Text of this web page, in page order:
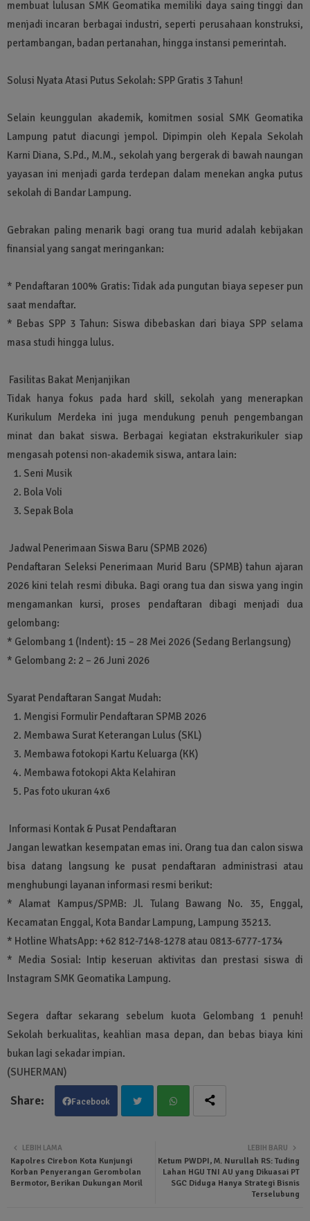
membuat lulusan SMK Geomatika memiliki daya saing tinggi dan
menjadi incaran berbagai industri, seperti perusahaan konstruksi,
pertambangan, badan pertanahan, hingga instansi pemerintah.
Solusi Nyata Atasi Putus Sekolah: SPP Gratis 3 Tahun!
Selain keunggulan akademik, komitmen sosial SMK Geomatika
Lampung patut diacungi jempol. Dipimpin oleh Kepala Sekolah
Karni Diana, S.Pd., M.M., sekolah yang bergerak di bawah naungan
yayasan ini menjadi garda terdepan dalam menekan angka putus
sekolah di Bandar Lampung.
Gebrakan paling menarik bagi orang tua murid adalah kebijakan
finansial yang sangat meringankan:
* Pendaftaran 100% Gratis: Tidak ada pungutan biaya sepeser pun
saat mendaftar.
* Bebas SPP 3 Tahun: Siswa dibebaskan dari biaya SPP selama
masa studi hingga lulus.
Fasilitas Bakat Menjanjikan
Tidak hanya fokus pada hard skill, sekolah yang menerapkan
Kurikulum Merdeka ini juga mendukung penuh pengembangan
minat dan bakat siswa. Berbagai kegiatan ekstrakurikuler siap
mengasah potensi non-akademik siswa, antara lain:
1. Seni Musik
2. Bola Voli
3. Sepak Bola
Jadwal Penerimaan Siswa Baru (SPMB 2026)
Pendaftaran Seleksi Penerimaan Murid Baru (SPMB) tahun ajaran
2026 kini telah resmi dibuka. Bagi orang tua dan siswa yang ingin
mengamankan kursi, proses pendaftaran dibagi menjadi dua
gelombang:
* Gelombang 1 (Indent): 15 – 28 Mei 2026 (Sedang Berlangsung)
* Gelombang 2: 2 – 26 Juni 2026
Syarat Pendaftaran Sangat Mudah:
1. Mengisi Formulir Pendaftaran SPMB 2026
2. Membawa Surat Keterangan Lulus (SKL)
3. Membawa fotokopi Kartu Keluarga (KK)
4. Membawa fotokopi Akta Kelahiran
5. Pas foto ukuran 4x6
Informasi Kontak & Pusat Pendaftaran
Jangan lewatkan kesempatan emas ini. Orang tua dan calon siswa
bisa datang langsung ke pusat pendaftaran administrasi atau
menghubungi layanan informasi resmi berikut:
* Alamat Kampus/SPMB: Jl. Tulang Bawang No. 35, Enggal,
Kecamatan Enggal, Kota Bandar Lampung, Lampung 35213.
* Hotline WhatsApp: +62 812-7148-1278 atau 0813-6777-1734
* Media Sosial: Intip keseruan aktivitas dan prestasi siswa di
Instagram SMK Geomatika Lampung.
Segera daftar sekarang sebelum kuota Gelombang 1 penuh!
Sekolah berkualitas, keahlian masa depan, dan bebas biaya kini
bukan lagi sekadar impian.
(SUHERMAN)
Facebook
ter tsa
LEBIH BARU
Ketum PWDPI, M. Nurullah RS: Tuding
Lahan HGU TNI AU yang Dikuasai PT
SGC Diduga Hanya Strategi Bisnis
Terselubung
LEBIH LAMA
Kapolres Cirebon Kota Kunjungi
Korban Penyerangan Gerombolan
Bermotor, Berikan Dukungan Moril